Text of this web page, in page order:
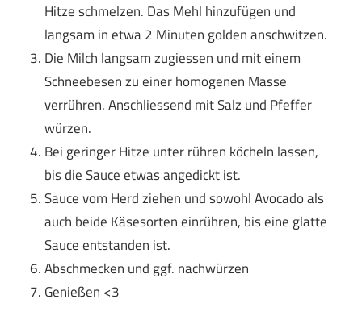
Hitze schmelzen. Das Mehl hinzufügen und
langsam in etwa 2 Minuten golden anschwitzen.
Die Milch langsam zugiessen und mit einem
Schneebesen zu einer homogenen Masse
verrühren. Anschliessend mit Salz und Pfeffer
würzen.
Bei geringer Hitze unter rühren köcheln lassen,
bis die Sauce etwas angedickt ist.
Sauce vom Herd ziehen und sowohl Avocado als
auch beide Käsesorten einrühren, bis eine glatte
Sauce entstanden ist.
Abschmecken und ggf. nachwürzen
Genießen <3